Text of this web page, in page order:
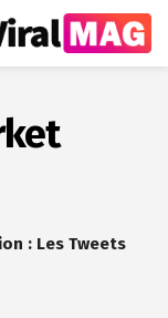
: Les Tweets